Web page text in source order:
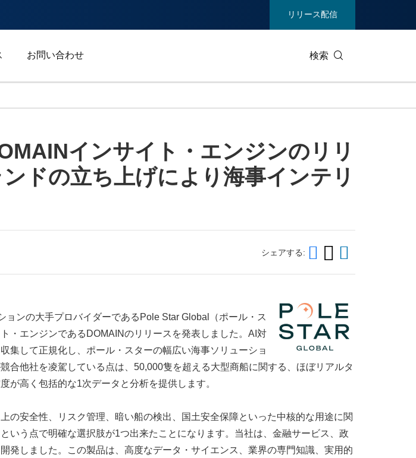
リリース配信
お問い合わせ 検索
エネルギー エンターテイメント/メディア
ジェネラルビジネス ヘルスケア
インサイト・エンジンのリリ
ドの立ち上げにより海事インテリ
シェアする:
ンの大手プロバイダーであるPole Star Global（ポール・ス
・エンジンであるDOMAINのリリースを発表しました。AI対
集して正規化し、ポール・スターの幅広い海事ソリューショ
合他社を凌駕している点は、50,000隻を超える大型商船に関する、ほぼリアルタ
が高く包括的な1次データと分析を提供します。
の安全性、リスク管理、暗い船の検出、国土安全保障といった中核的な用途に関
いう点で明確な選択肢が1つ出来たことになります。当社は、金融サービス、政
発しました。この製品は、高度なデータ・サイエンス、業界の専門知識、実用的